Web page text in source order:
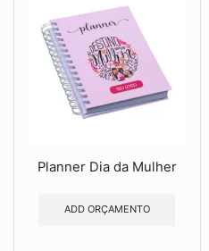
Planner Dia da Mulher
ADD ORÇAMENTO